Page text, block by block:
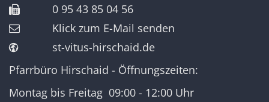
0 95 43 85 04 56
Klick zum E-Mail senden
st-vitus-hirschaid.de
Pfarrbüro Hirschaid - Öffnungszeiten:
Montag bis Freitag 09:00 - 12:00 Uhr